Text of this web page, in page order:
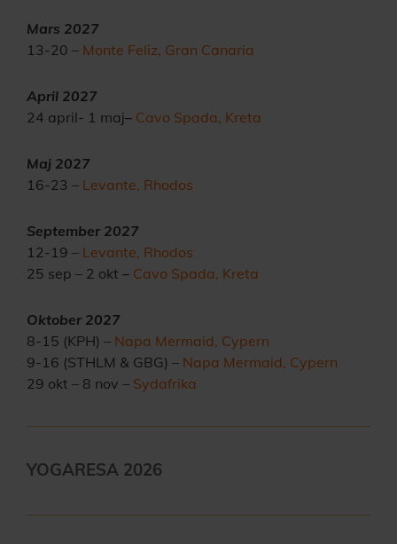
Mars 2027
13-20 – Monte Feliz, Gran Canaria
April 2027
24 april- 1 maj– Cavo Spada, Kreta
Maj 2027
16-23 – Levante, Rhodos
September 2027
12-19 – Levante, Rhodos
25 sep – 2 okt – Cavo Spada, Kreta
Oktober 2027
8-15 (KPH) – Napa Mermaid, Cypern
9-16 (STHLM & GBG) – Napa Mermaid, Cypern
29 okt – 8 nov – Sydafrika
YOGARESA 2026